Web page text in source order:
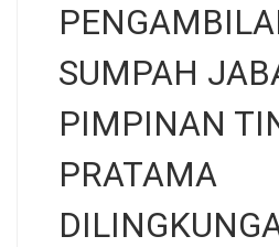
SUMPAH
PIMPINAN
PRATAMA